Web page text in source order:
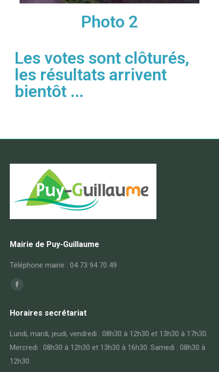
Photo 2
Les votes sont clôturés,
les résultats arrivent
bientôt ...
Mairie de Puy-Guillaume
Téléphone mairie : 04 73 94 70 49
Trouvez nous sur :
Horaires secrétariat
Lundi, mardi, jeudi, vendredi : 08h30 à 12h30 et 13h30 à 17h30.
Mercredi : 08h30 à 12h30 et 13h30 à 16h30. Samedi : 08h30 à
12h30